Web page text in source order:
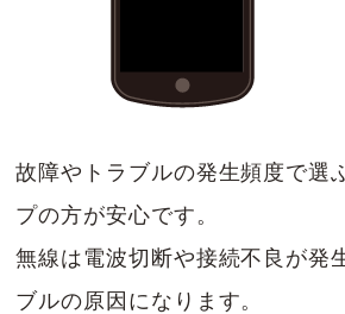
故障やトラブルの発生頻度で選
プの方が安心です。
無線は電波切断や接続不良が発
ブルの原因になります。